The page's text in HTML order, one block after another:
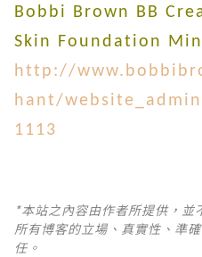
Bobbi Brown BB
Skin Foundation
http://
hant/
1113
*本站之內容由作者所提供，
所有博客的立場、真實性、準
任。